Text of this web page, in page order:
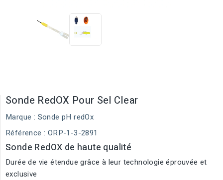
Sonde RedOX Pour Sel Clear
Marque : Sonde pH redOx
Référence : ORP-1-3-2891
Sonde RedOX de haute qualité
Durée de vie étendue grâce à leur technologie éprouvée et
exclusive